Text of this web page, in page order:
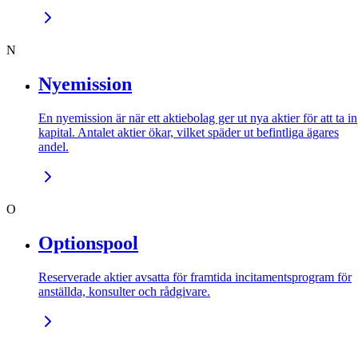
N
Nyemission
En nyemission är när ett aktiebolag ger ut nya aktier för att ta in
kapital. Antalet aktier ökar, vilket späder ut befintliga ägares
andel.
O
Optionspool
Reserverade aktier avsatta för framtida incitamentsprogram för
anställda, konsulter och rådgivare.